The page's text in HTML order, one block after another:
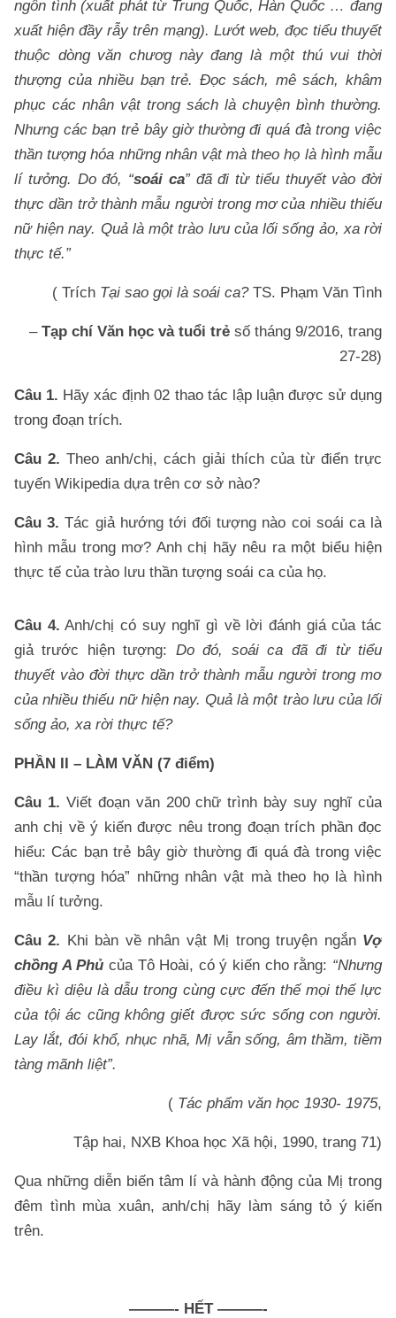
ngôn tình (xuất phát từ Trung Quốc, Hàn Quốc … đang
xuất hiện đầy rẫy trên mạng). Lướt web, đọc tiểu thuyết
thuộc dòng văn chươg này đang là một thú vui thời
thượng của nhiều bạn trẻ. Đọc sách, mê sách, khâm
phục các nhân vật trong sách là chuyện bình thường.
Nhưng các bạn trẻ bây giờ thường đi quá đà trong việc
thần tượng hóa những nhân vật mà theo họ là hình mẫu
lí tưởng. Do đó, “soái ca” đã đi từ tiểu thuyết vào đời
thực dần trở thành mẫu người trong mơ của nhiều thiếu
nữ hiện nay. Quả là một trào lưu của lối sống ảo, xa rời
thực tế.”
( Trích Tại sao gọi là soái ca?TS. Phạm Văn Tình
– Tạp chí Văn học và tuổi trẻ số tháng 9/2016, trang
27-28)
Câu 1. Hãy xác định 02 thao tác lập luận được sử dụng
trong đoạn trích.
Câu 2. Theo anh/chị, cách giải thích của từ điển trực
tuyến Wikipedia dựa trên cơ sở nào?
Câu 3. Tác giả hướng tới đối tượng nào coi soái ca là
hình mẫu trong mơ? Anh chị hãy nêu ra một biểu hiện
thực tế của trào lưu thần tượng soái ca của họ.
Câu 4. Anh/chị có suy nghĩ gì về lời đánh giá của tác
giả trước hiện tượng: Do đó, soái ca đã đi từ tiểu
thuyết vào đời thực dần trở thành mẫu người trong mơ
của nhiều thiếu nữ hiện nay. Quả là một trào lưu của lối
sống ảo, xa rời thực tế?
PHẦN II – LÀM VĂN (7 điểm)
Câu 1. Viết đoạn văn 200 chữ trình bày suy nghĩ của
anh chị về ý kiến được nêu trong đoạn trích phần đọc
hiểu: Các bạn trẻ bây giờ thường đi quá đà trong việc
“thần tượng hóa” những nhân vật mà theo họ là hình
mẫu lí tưởng.
Câu 2. Khi bàn về nhân vật Mị trong truyện ngắn Vợ
chồng A Phủ của Tô Hoài, có ý kiến cho rằng: “Nhưng
điều kì diệu là dẫu trong cùng cực đến thế mọi thế lực
của tội ác cũng không giết được sức sống con người.
Lay lắt, đói khổ, nhục nhã, Mị vẫn sống, âm thầm, tiềm
tàng mãnh liệt”.
( Tác phẩm văn học 1930- 1975,
Tập hai, NXB Khoa học Xã hội, 1990, trang 71)
Qua những diễn biến tâm lí và hành động của Mị trong
đêm tình mùa xuân, anh/chị hãy làm sáng tỏ ý kiến
trên.
———- HẾT ———-